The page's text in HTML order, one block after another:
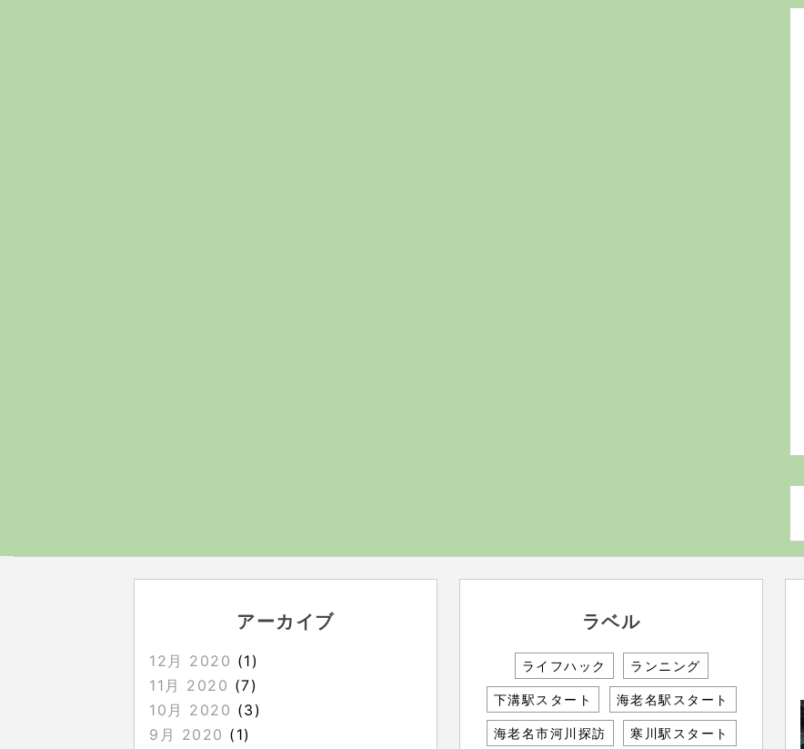
アーカイブ
12月 2020 (1)
11月 2020 (7)
10月 2020 (3)
9月 2020 (1)
ラベル
ライフハック ランニング
下溝駅スタート 海老名駅スタート
海老名市河川探訪 寒川駅スタート